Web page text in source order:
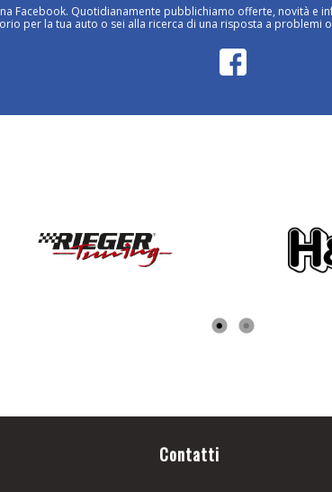
Facebook. Quotidianamente pubblichiamo offerte, novità e
per la tua auto o sei alla ricerca di una risposta a
Contatti